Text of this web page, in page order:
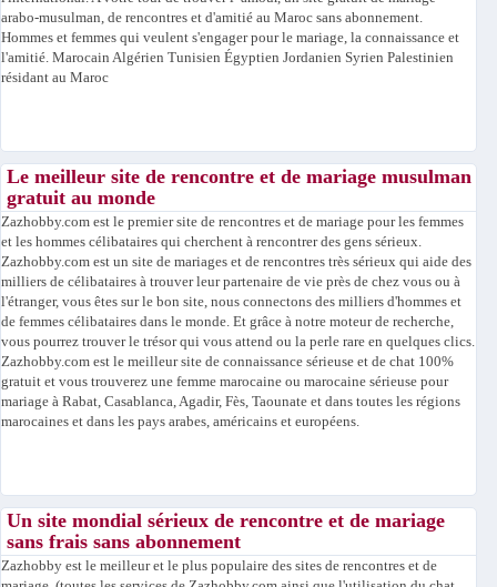
arabo-musulman, de rencontres et d'amitié au Maroc sans abonnement.
Hommes et femmes qui veulent s'engager pour le mariage, la connaissance et
l'amitié. Marocain Algérien Tunisien Égyptien Jordanien Syrien Palestinien
résidant au Maroc
Le meilleur site de rencontre et de mariage musulman
gratuit au monde
Zazhobby.com est le premier site de rencontres et de mariage pour les femmes
et les hommes célibataires qui cherchent à rencontrer des gens sérieux.
Zazhobby.com est un site de mariages et de rencontres très sérieux qui aide des
milliers de célibataires à trouver leur partenaire de vie près de chez vous ou à
l'étranger, vous êtes sur le bon site, nous connectons des milliers d'hommes et
de femmes célibataires dans le monde. Et grâce à notre moteur de recherche,
vous pourrez trouver le trésor qui vous attend ou la perle rare en quelques clics.
Zazhobby.com est le meilleur site de connaissance sérieuse et de chat 100%
gratuit et vous trouverez une femme marocaine ou marocaine sérieuse pour
mariage à Rabat, Casablanca, Agadir, Fès, Taounate et dans toutes les régions
marocaines et dans les pays arabes, américains et européens.
Un site mondial sérieux de rencontre et de mariage
sans frais sans abonnement
Zazhobby est le meilleur et le plus populaire des sites de rencontres et de